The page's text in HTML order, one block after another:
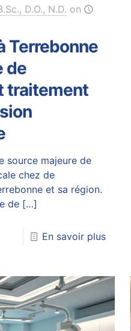
D.O., N.D. on
Terrebonne
de
traitement
source majeure de
chez de
et sa région.
de[…]
En savoir plus